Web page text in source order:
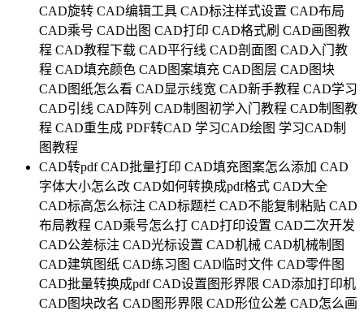
CAD旋转 CAD编辑工具 CAD标注样式设置 CAD布局
CAD乘号 CAD出图 CAD打印 CAD格式刷 CAD画图教
程 CAD教程下载 CAD平行线 CAD剖面图 CAD入门教
程 CAD填充颜色 CAD图案填充 CAD图层 CAD图块
CAD图纸怎么看 CAD显示线宽 CAD新手教程 CAD学习
CAD引线 CAD阵列 CAD制图初学入门教程 CAD制图教
程 CAD重生成 PDF转CAD 学习CAD绘图 学习CAD制
图教程
CAD转pdf CAD批量打印 CAD填充图案怎么添加 CAD
字体大小怎么改 CAD如何转换成pdf格式 CAD大全
CAD标高怎么标注 CAD标题栏 CAD不能复制粘贴 CAD
布局教程 CAD乘号怎么打 CAD打印设置 CAD二次开发
CAD公差标注 CAD光标设置 CAD机械 CAD机械制图
CAD建筑图纸 CAD练习图 CAD临时文件 CAD零件图
CAD批量转换成pdf CAD设置图形界限 CAD添加打印机
CAD图块改名 CAD图形界限 CAD形位公差 CAD怎么画